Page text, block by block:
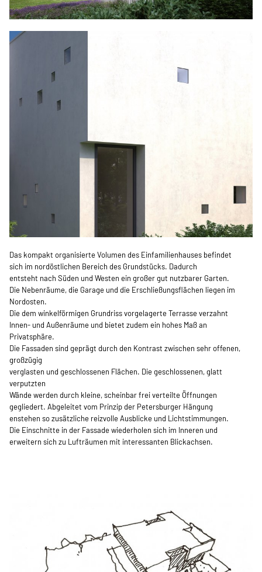
Das kompakt organisierte Volumen des Einfamilienhauses befindet
sich im nordöstlichen Bereich des Grundstücks. Dadurch
entsteht nach Süden und Westen ein großer gut nutzbarer Garten.
Die Nebenräume, die Garage und die Erschließungsflächen liegen im
Nordosten.
Die dem winkelförmigen Grundriss vorgelagerte Terrasse verzahnt
Innen- und Außenräume und bietet zudem ein hohes Maß an
Privatsphäre.
Die Fassaden sind geprägt durch den Kontrast zwischen sehr offenen,
großzügig
verglasten und geschlossenen Flächen. Die geschlossenen, glatt
verputzten
Wände werden durch kleine, scheinbar frei verteilte Öffnungen
gegliedert. Abgeleitet vom Prinzip der Petersburger Hängung
enstehen so zusätzliche reizvolle Ausblicke und Lichtstimmungen.
Die Einschnitte in der Fassade wiederholen sich im Inneren und
erweitern sich zu Lufträumen mit interessanten Blickachsen.